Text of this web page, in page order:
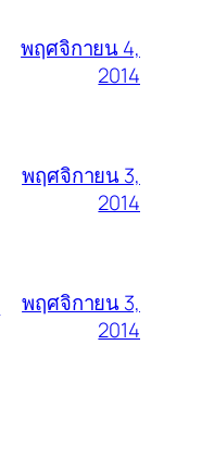
พฤศจิกายน 4,
2014
พฤศจิกายน 3,
2014
พฤศจิกายน 3,
2014